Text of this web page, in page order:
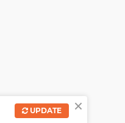
×
UPDATE